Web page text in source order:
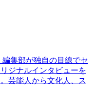
集部が独自の目線でセ
ジナルインタビューを
芸能人から文化人、ス